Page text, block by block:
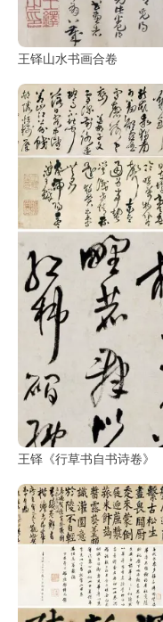
王铎山水书画合卷
王铎《行草书自书诗卷》